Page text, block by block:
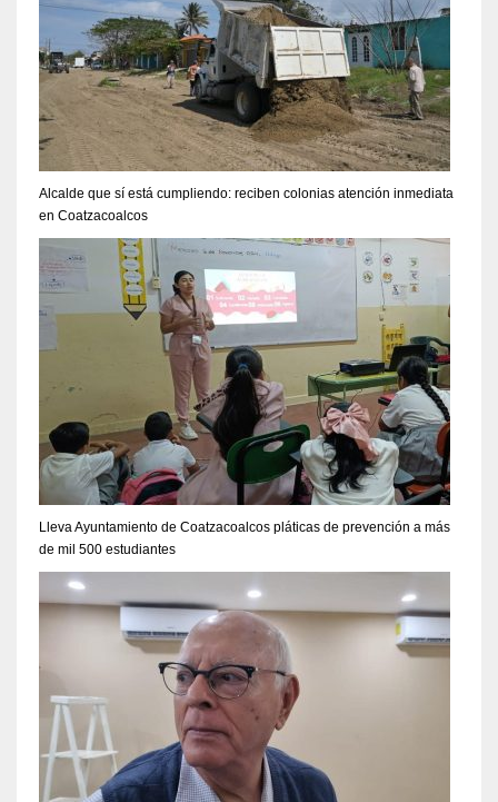
Alcalde que sí está cumpliendo: reciben colonias atención inmediata
en Coatzacoalcos
Lleva Ayuntamiento de Coatzacoalcos pláticas de prevención a más
de mil 500 estudiantes